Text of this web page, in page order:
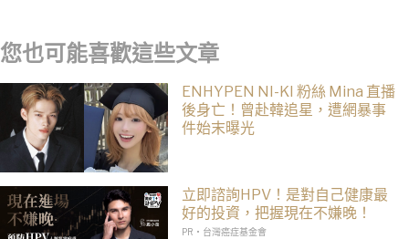
您也可能喜歡這些文章
ENHYPEN NI-KI 粉絲 Mina 直播
後身亡！曾赴韓追星，遭網暴事
件始末曝光
立即諮詢HPV！是對自己健康最
好的投資，把握現在不嫌晚！
PR・台灣癌症基金會